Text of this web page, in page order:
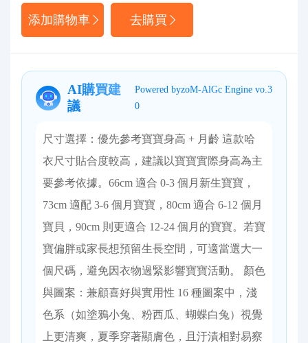
添加購物車 去購買
AI購買建
議
Powered byzoM-AlGc Engine vo.3
0
尺寸選擇：優先參考寶寶身高 + 月齡 這款哈
衣尺寸貼合度較高，建議以寶寶實際身高為主
要參考依據。66cm 適合 0-3 個月新生寶寶，
73cm 適配 3-6 個月寶寶，80cm 適合 6-12 個月
寶貝，90cm 則更適合 12-24 個月的寶寶。若寶
寶偏胖或家長想預留生長空間，可適當選大一
個尺碼，避免因衣物過緊影響寶寶活動。 顏色
與圖案：兼顧喜好與實用性 16 種圖案中，淺
色系（如塗鴉小兔、粉西瓜、蝴蝶白兔）視覺
上更清爽，夏季穿著顯膚色，且汙漬相對易察